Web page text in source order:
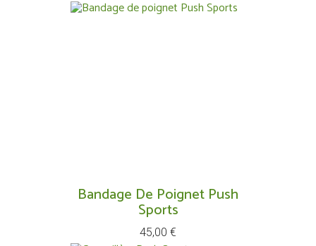
Bandage De Poignet Push
Sports
Prix
45,00 €